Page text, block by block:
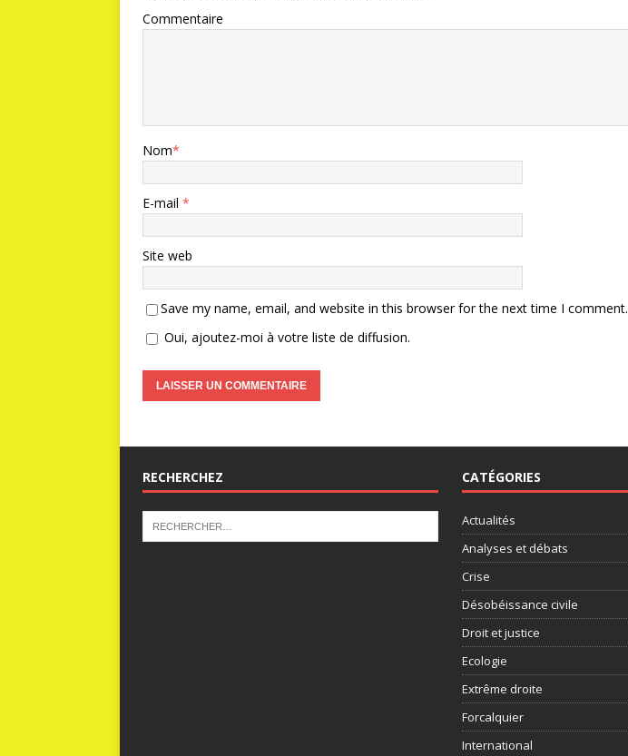
Commentaire
Nom*
E-mail *
Site web
Save my name, email, and website in this browser for the next time I comment.
Oui, ajoutez-moi à votre liste de diffusion.
RECHERCHEZ CATÉGORIES
Actualités
Analyses et débats
Crise
Désobéissance civile
Droit et justice
Ecologie
Extrême droite
Forcalquier
International